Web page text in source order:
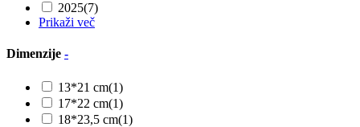
2025(7)
Prikaži več
Dimenzije -
13*21 cm(1)
17*22 cm(1)
18*23,5 cm(1)